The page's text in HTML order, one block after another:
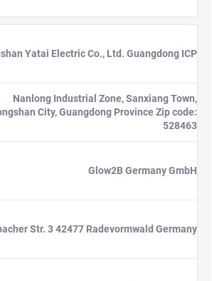
Yatai Electric Co., Ltd. Guangdong ICP
Nanlong Industrial Zone, Sanxiang Town,
City, Guangdong Province Zip code:
528463
Glow2B Germany GmbH
Str. 3 42477 Radevormwald Germany